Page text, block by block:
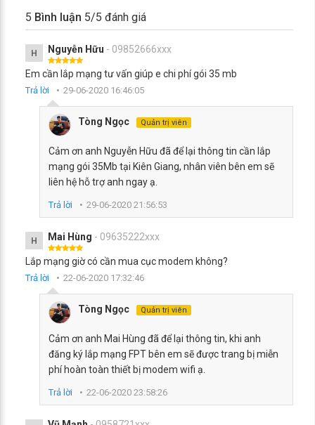
5 Bình luận 5/5 đánh giá
H Nguyễn Hữu - 09852666xxx
Em cần lắp mạng tư vấn giúp e chi phí gói 35 mb
Trả lời 29-06-2020 16:46:05
Tòng Ngọc Quản trị viên
Cảm ơn anh Nguyễn Hữu đã để lại thông tin cần lắp
mạng gói 35Mb tại Kiên Giang, nhân viên bên em sẽ
liên hệ hỗ trợ anh ngay ạ.
Trả lời 29-06-2020 21:56:53
H Mai Hùng - 09635222xxx
Lắp mạng giờ có cần mua cục modem không?
Trả lời 22-06-2020 17:32:46
Tòng Ngọc Quản trị viên
Cảm ơn anh Mai Hùng đã để lại thông tin, khi anh
đăng ký lắp mạng FPT bên em sẽ được trang bị miễn
phí hoàn toàn thiết bị modem wifi ạ.
Trả lời 22-06-2020 23:58:26